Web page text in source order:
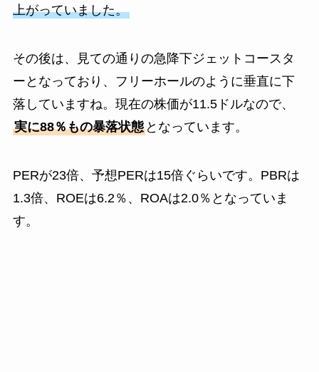
上がっていました。
その後は、見ての通りの急降下ジェットコースタ
ーとなっており、フリーホールのように垂直に下
落していますね。現在の株価が11.5ドルなので、
実に88％もの暴落状態となっています。
PERが23倍、予想PERは15倍ぐらいです。PBRは
1.3倍、ROEは6.2％、ROAは2.0％となっていま
す。